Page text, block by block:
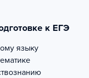
к ЕГЭ
языку